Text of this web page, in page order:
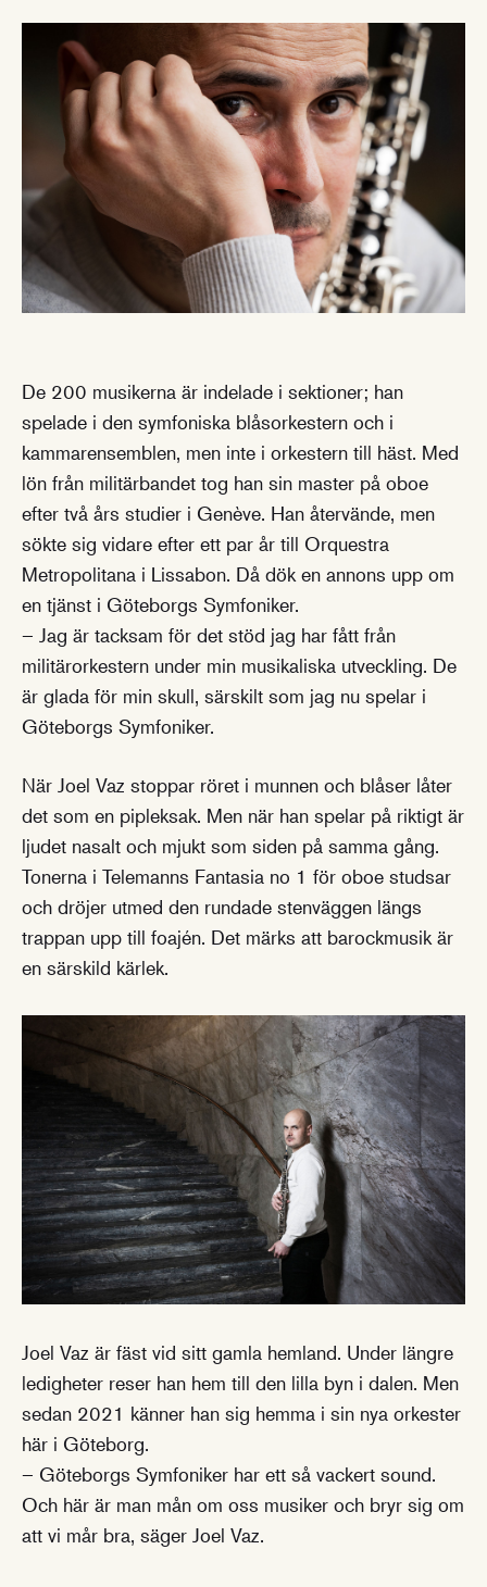
De 200 musikerna är indelade i sektioner; han
spelade i den symfoniska blåsorkestern och i
kammarensemblen, men inte i orkestern till häst. Med
lön från militärbandet tog han sin master på oboe
efter två års studier i Genève. Han återvände, men
sökte sig vidare efter ett par år till Orquestra
Metropolitana i Lissabon. Då dök en annons upp om
en tjänst i Göteborgs Symfoniker.
– Jag är tacksam för det stöd jag har fått från
militärorkestern under min musikaliska utveckling. De
är glada för min skull, särskilt som jag nu spelar i
Göteborgs Symfoniker.
När Joel Vaz stoppar röret i munnen och blåser låter
det som en pipleksak. Men när han spelar på riktigt är
ljudet nasalt och mjukt som siden på samma gång.
Tonerna i Telemanns Fantasia no 1 för oboe studsar
och dröjer utmed den rundade stenväggen längs
trappan upp till foajén. Det märks att barockmusik är
en särskild kärlek.
Joel Vaz är fäst vid sitt gamla hemland. Under längre
ledigheter reser han hem till den lilla byn i dalen. Men
sedan 2021 känner han sig hemma i sin nya orkester
här i Göteborg.
– Göteborgs Symfoniker har ett så vackert sound.
Och här är man mån om oss musiker och bryr sig om
att vi mår bra, säger Joel Vaz.